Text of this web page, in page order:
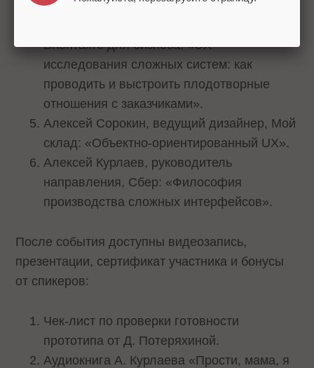
EMИAC».
ВКонтакте для бизнеса: «UX-
исследования сложных систем: как
проводить и выстроить плодотворные
отношения с заказчиками».
Алексей Сорокин, ведущий дизайнер, Мой
склад: «Объектно-ориентированный UX».
Алексей Курлаев, руководитель
направления, Сбер: «Философия
производства сложных интерфейсов».
После события доступны видеозапись,
презентации, сертификат участника и бонусы
от спикеров:
Чек-лист по проверки готовности
прототипа от Д. Потеряхиной.
Аудиокнига А. Курлаева «Прости, мама, я